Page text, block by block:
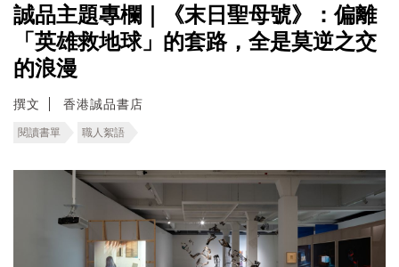
誠品主題專欄｜《末日聖母號》：偏離
「英雄救地球」的套路，全是莫逆之交
的浪漫
撰文 香港誠品書店
閱讀書單 職人絮語